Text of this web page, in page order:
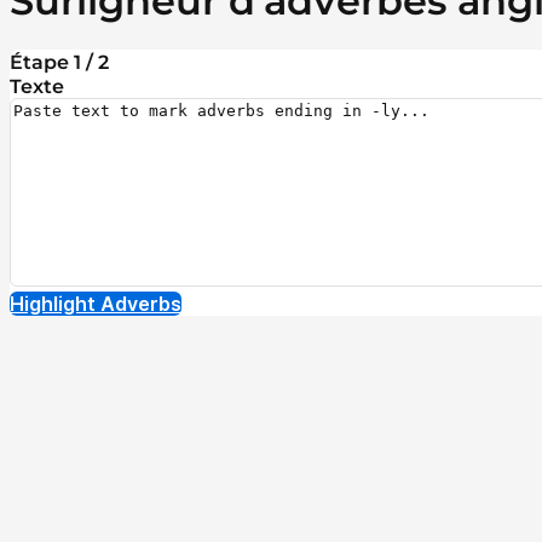
Étape 1 / 2
Texte
Highlight Adverbs